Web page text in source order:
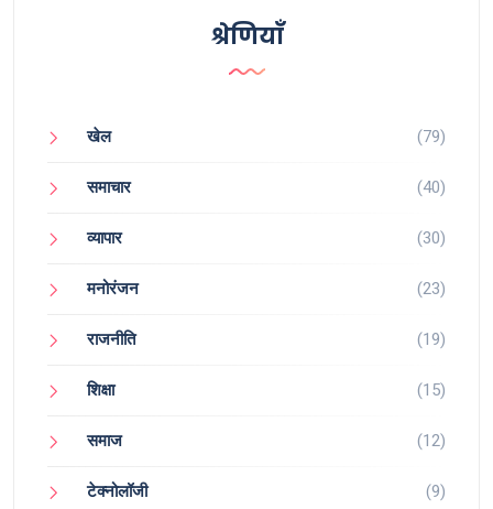
श्रेणियाँ
खेल (79)
समाचार (40)
व्यापार (30)
मनोरंजन (23)
राजनीति (19)
शिक्षा (15)
समाज (12)
टेक्नोलॉजी (9)